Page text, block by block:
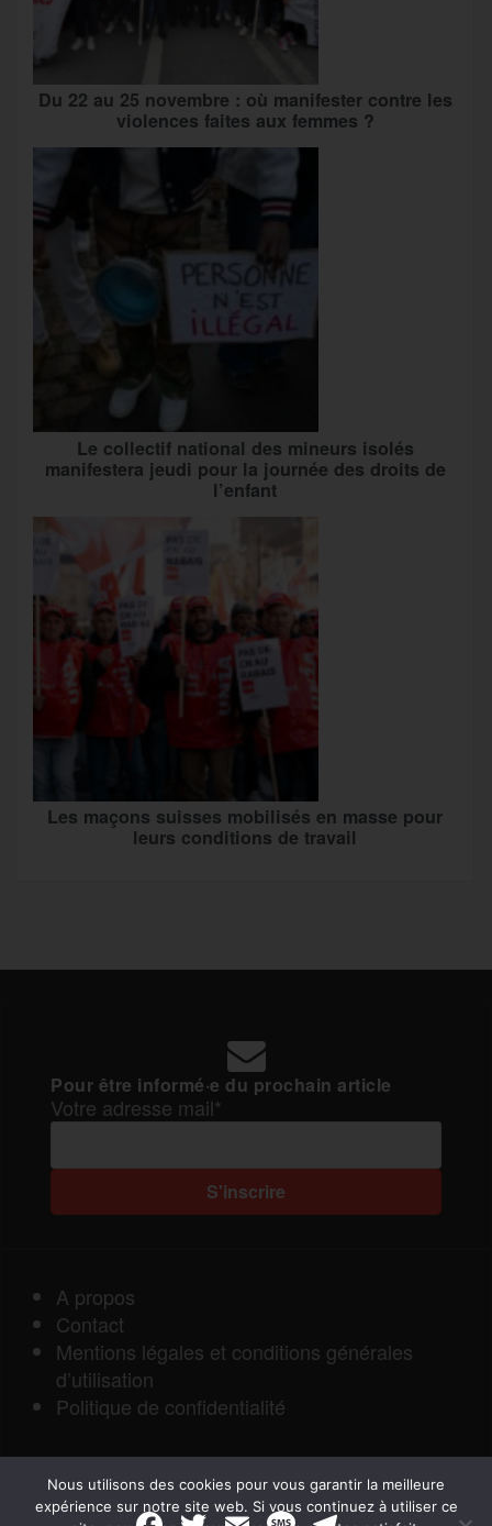
Du 22 au 25 novembre : où manifester contre les
violences faites aux femmes ?
Le collectif national des mineurs isolés
manifestera jeudi pour la journée des droits de
l’enfant
Les maçons suisses mobilisés en masse pour
leurs conditions de travail
Pour être informé·e du prochain article
Votre adresse mail*
A propos
Contact
Mentions légales et conditions générales
d’utilisation
Politique de confidentialité
F T E M T
Nous utilisons des cookies pour vous garantir la meilleure
expérience sur notre site web. Si vous continuez à utiliser ce